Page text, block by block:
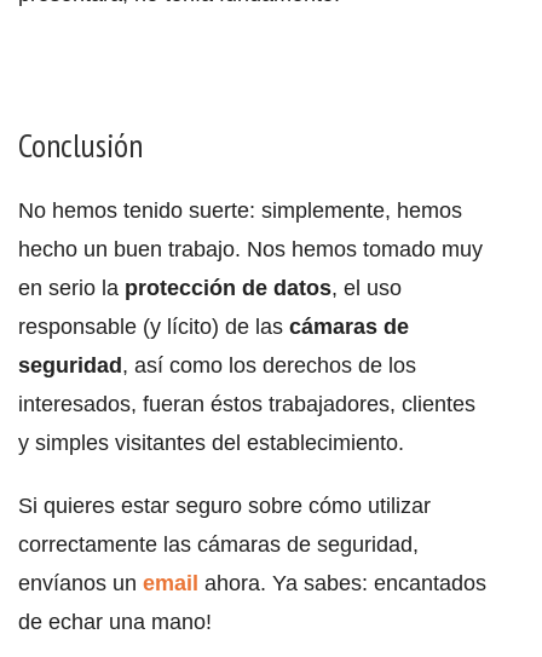
Conclusión
No hemos tenido suerte: simplemente, hemos
hecho un buen trabajo. Nos hemos tomado muy
en serio la protección de datos, el uso
responsable (y lícito) de las cámaras de
seguridad , así como los derechos de los
interesados, fueran éstos trabajadores, clientes
y simples visitantes del establecimiento.
Si quieres estar seguro sobre cómo utilizar
correctamente las cámaras de seguridad,
envíanos un email ahora. Ya sabes: encantados
de echar una mano!